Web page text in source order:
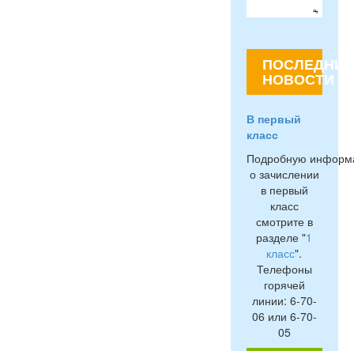
ПОСЛЕДНИЕ
НОВОСТИ
В первый
класс
Подробную
о зачислении
в первый
класс
смотрите в
разделе "1
класс".
Телефоны
горячей
линии: 6-70-
06 или 6-70-
05